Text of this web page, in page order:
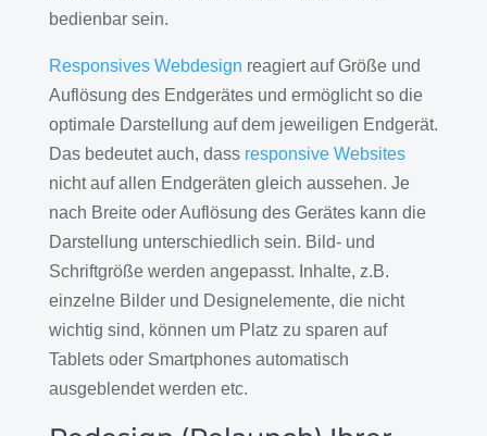
bedienbar sein.
Responsives Webdesign reagiert auf Größe und
Auflösung des Endgerätes und ermöglicht so die
optimale Darstellung auf dem jeweiligen Endgerät.
Das bedeutet auch, dass responsive Websites
nicht auf allen Endgeräten gleich aussehen. Je
nach Breite oder Auflösung des Gerätes kann die
Darstellung unterschiedlich sein. Bild- und
Schriftgröße werden angepasst. Inhalte, z.B.
einzelne Bilder und Designelemente, die nicht
wichtig sind, können um Platz zu sparen auf
Tablets oder Smartphones automatisch
ausgeblendet werden etc.